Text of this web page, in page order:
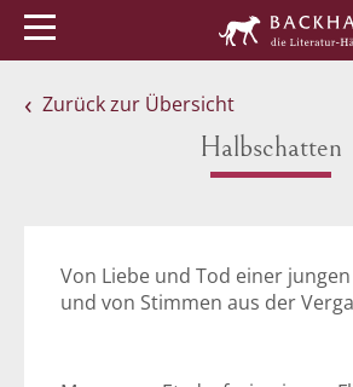
Zurück zur Übersicht
Halbschatten
Von Liebe und Tod einer
und von Stimmen aus der